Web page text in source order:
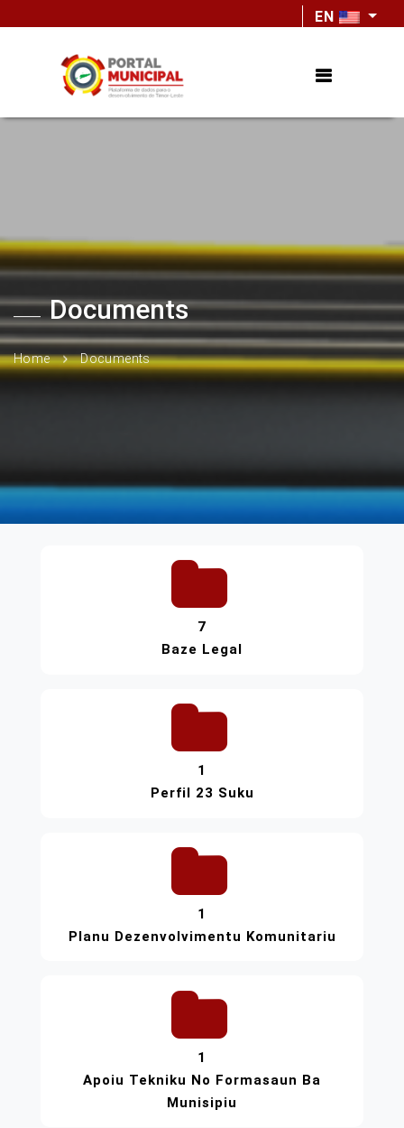
EN
Documents
Home Documents
7
Baze Legal
1
Perfil 23 Suku
1
Planu Dezenvolvimentu Komunitariu
1
Apoiu Tekniku No Formasaun Ba
Munisipiu